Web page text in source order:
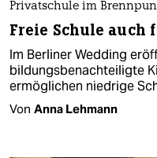
Privatschule im
Freie Schule auch
Im Berliner Wedding
bildungsbenachteiligte
ermöglichen niedrige
Von Anna Lehmann